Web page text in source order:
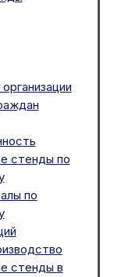
стенды по
по
стенды в